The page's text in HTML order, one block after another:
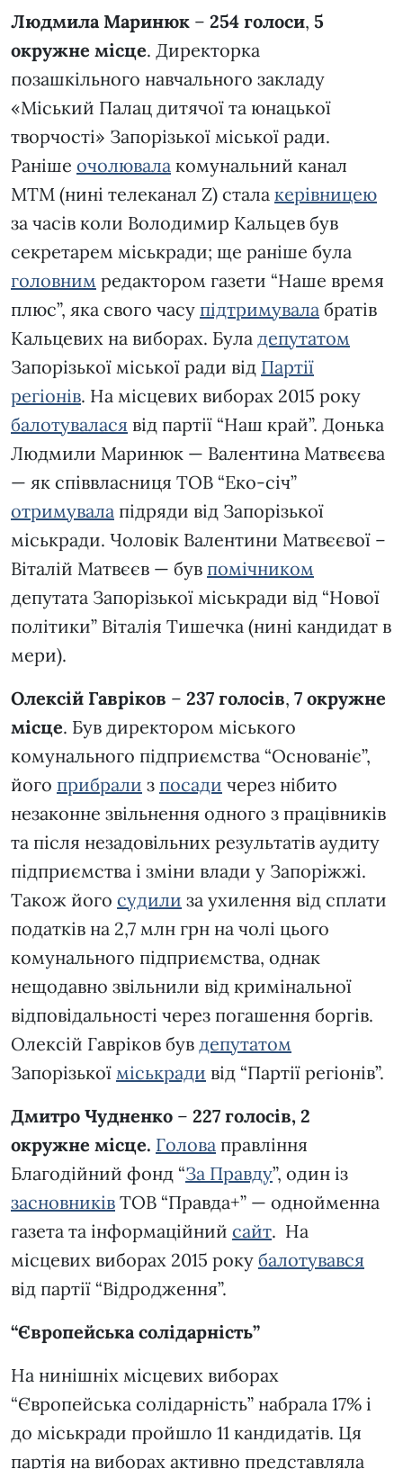
Людмила Маринюк – 254 голоси, 5
окружне місце. Директорка
позашкільного навчального закладу
«Міський Палац дитячої та юнацької
творчості» Запорізької міської ради.
Раніше очолювала комунальний канал
МТМ (нині телеканал Z) стала керівницею
за часів коли Володимир Кальцев був
секретарем міськради; ще раніше була
головним редактором газети “Наше время
плюс”, яка свого часу підтримувала братів
Кальцевих на виборах. Була депутатом
Запорізької міської ради від Партії
регіонів. На місцевих виборах 2015 року
балотувалася від партії “Наш край”. Донька
Людмили Маринюк — Валентина Матвєєва
— як співвласниця ТОВ “Еко-січ”
отримувала підряди від Запорізької
міськради. Чоловік Валентини Матвєєвої –
Віталій Матвєєв — був помічником
депутата Запорізької міськради від “Нової
політики” Віталія Тишечка (нині кандидат в
мери).
Олексій Гавріков – 237 голосів, 7 окружне
місце. Був директором міського
комунального підприємства “Основаніє”,
його прибрали з посади через нібито
незаконне звільнення одного з працівників
та після незадовільних результатів аудиту
підприємства і зміни влади у Запоріжжі.
Також його судили за ухилення від сплати
податків на 2,7 млн грн на чолі цього
комунального підприємства, однак
нещодавно звільнили від кримінальної
відповідальності через погашення боргів.
Олексій Гавріков був депутатом
Запорізької міськради від “Партії регіонів”.
Дмитро Чудненко – 227 голосів, 2
окружне місце. Голова правління
Благодійний фонд “За Правду”, один із
засновників ТОВ “Правда+” — однойменна
газета та інформаційний сайт. На
місцевих виборах 2015 року балотувався
від партії “Відродження”.
“Європейська солідарність”
На нинішніх місцевих виборах
“Європейська солідарність” набрала 17% і
до міськради пройшло 11 кандидатів. Ця
партія на виборах активно представляла